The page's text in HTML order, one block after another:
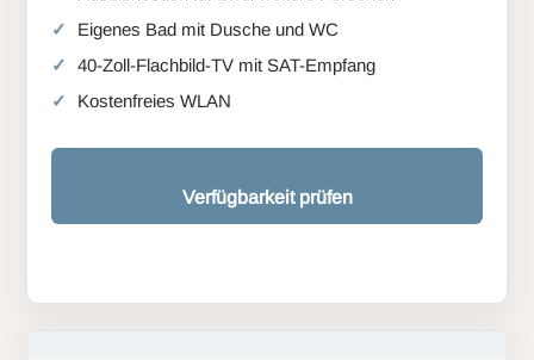
Eigenes Bad mit Dusche und WC
40-Zoll-Flachbild-TV mit SAT-Empfang
Kostenfreies WLAN
Verfügbarkeit prüfen